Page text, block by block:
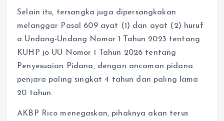
Selain itu, tersangka juga dipersangkakan
melanggar Pasal 609 ayat (1) dan ayat (2) huruf
a Undang-Undang Nomor 1 Tahun 2023 tentang
KUHP jo UU Nomor 1 Tahun 2026 tentang
Penyesuaian Pidana, dengan ancaman pidana
penjara paling singkat 4 tahun dan paling lama
20 tahun.
AKBP Rico menegaskan, pihaknya akan terus